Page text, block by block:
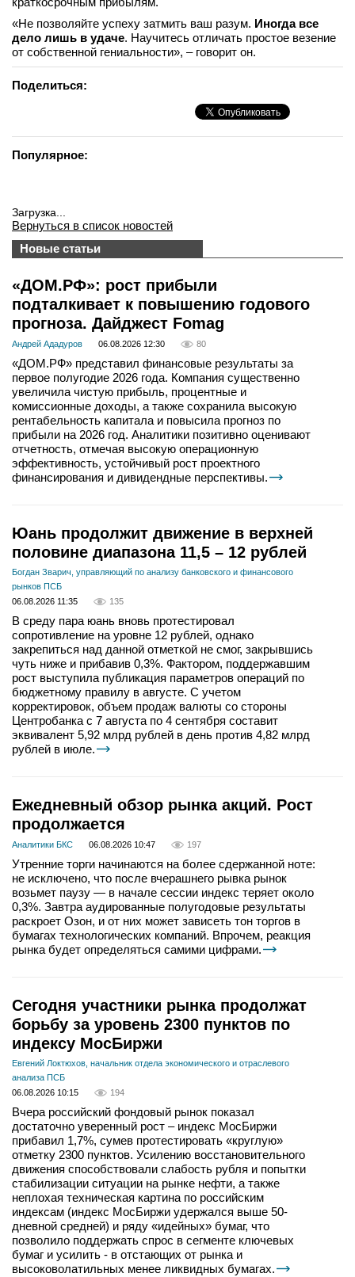
«Не позволяйте успеху затмить ваш разум. Иногда все
дело лишь в удаче. Научитесь отличать простое везение
от собственной гениальности», – говорит он.
Поделиться:
Популярное:
Загрузка...
Вернуться в список новостей
Новые статьи
«ДОМ.РФ»: рост прибыли
подталкивает к повышению годового
прогноза. Дайджест Fomag
Андрей Ададуров 06.08.2026 12:30 80
«ДОМ.РФ» представил финансовые результаты за
первое полугодие 2026 года. Компания существенно
увеличила чистую прибыль, процентные и
комиссионные доходы, а также сохранила высокую
рентабельность капитала и повысила прогноз по
прибыли на 2026 год. Аналитики позитивно оценивают
отчетность, отмечая высокую операционную
эффективность, устойчивый рост проектного
финансирования и дивидендные перспективы.
Юань продолжит движение в верхней
половине диапазона 11,5 – 12 рублей
Богдан Зварич, управляющий по анализу банковского и финансового
рынков ПСБ
06.08.2026 11:35
135
В среду пара юань вновь протестировал
сопротивление на уровне 12 рублей, однако
закрепиться над данной отметкой не смог, закрывшись
чуть ниже и прибавив 0,3%. Фактором, поддержавшим
рост выступила публикация параметров операций по
бюджетному правилу в августе. С учетом
корректировок, объем продаж валюты со стороны
Центробанка с 7 августа по 4 сентября составит
эквивалент 5,92 млрд рублей в день против 4,82 млрд
рублей в июле.
Ежедневный обзор рынка акций. Рост
продолжается
Аналитики БКС 06.08.2026 10:47 197
Утренние торги начинаются на более сдержанной ноте:
не исключено, что после вчерашнего рывка рынок
возьмет паузу — в начале сессии индекс теряет около
0,3%. Завтра аудированные полугодовые результаты
раскроет Озон, и от них может зависеть тон торгов в
бумагах технологических компаний. Впрочем, реакция
рынка будет определяться самими цифрами.
Сегодня участники рынка продолжат
борьбу за уровень 2300 пунктов по
индексу МосБиржи
Евгений Локтюхов, начальник отдела экономического и отраслевого
анализа ПСБ
06.08.2026 10:15
194
Вчера российский фондовый рынок показал
достаточно уверенный рост – индекс МосБиржи
прибавил 1,7%, сумев протестировать «круглую»
отметку 2300 пунктов. Усилению восстановительного
движения способствовали слабость рубля и попытки
стабилизации ситуации на рынке нефти, а также
неплохая техническая картина по российским
индексам (индекс МосБиржи удержался выше 50-
дневной средней) и ряду «идейных» бумаг, что
позволило поддержать спрос в сегменте ключевых
бумаг и усилить - в отстающих от рынка и
высоковолатильных менее ликвидных бумагах.